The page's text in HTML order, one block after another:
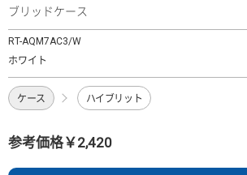
ブリッドケース
RT-AQM7AC3/W
ホワイト
ケース ハイブリット
参考価格￥2,420